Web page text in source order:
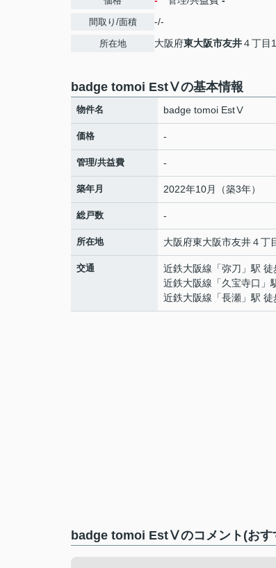
間取り/面積 -/-
所在地 大阪府東大阪市友井４丁目
badge tomoi EstⅤの基本情報
物件名 badge tomoi EstⅤ
価格 -
管理/共益費 -
築年月 2022年10月（築3年）
総戸数 -
所在地 大阪府東大阪市友井４丁
交通 近鉄大阪線 「弥刀 」駅
近鉄大阪線 「久宝寺口 」
近鉄大阪線 「長瀬 」駅
badge tomoi EstⅤのコメント(おす